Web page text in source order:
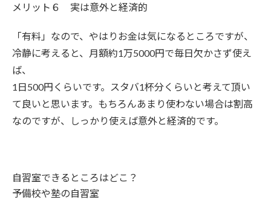
メリット６ 実は意外と経済的
「有料」なので、やはりお金は気になるところですが、
冷静に考えると、月額約1万5000円で毎日欠かさず使え
ば、
1日500円くらいです。スタバ1杯分くらいと考えて頂い
て良いと思います。もちろんあまり使わない場合は割高
なのですが、しっかり使えば意外と経済的です。
自習室できるところはどこ？
予備校や塾の自習室